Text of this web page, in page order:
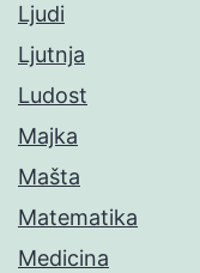
Ljudi
Ljutnja
Ludost
Majka
Mašta
Matematika
Medicina